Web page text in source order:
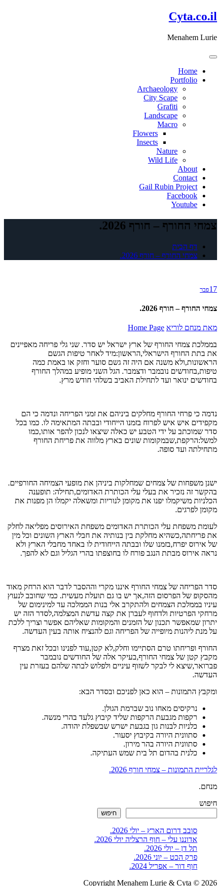
דלג
לתוכן
Cyta.co.il
Menahem Lurie
Home
Portfolio
Archaeology
City Scape
Grafiti
Landscape
Macro
Flowers
Insects
Nature
Wild Life
About
Contact
Gail Rubin Project
Facebook
Youtube
צמחי החורף – חורף 2026.
דף הבית
צמחי החורף – חורף 2026.
17פבר
צמחי החורף – חורף 2026.
מאת מנחם לוריא Home Page
בממלכת צמחי החורף של ארץ ישראל יש סדר. שני גלי פריחה מאפיינים
את בתת החורף הישראלי,הראשון:מיד לאחר טיפות הגשם
הראשונות,ולא משנה אם היה זה גשם סוער וחזק או באמת כמה
טיפות,בחודשים נובמבר ודצמבר. הגל השני מופיע במהלך החורף
בחודשים ינואר ועד לתחילת האביב בשלהי חודש מרץ.
נדמה כי פרחי החורף מחלקים ביניהם את זמני הפריחה ונדמה כי הם
מקפידים איש איש לפרוח בזמנו הייחודי ובבתה המתאימה לו. כמו בכל
סדר שמוכתב על ידי הטבע יש כאלה שיצאו לנכון להפר אותו,כמו
למשל:הרקפת,שבמקומות שונים בארץ מלווה את פריחת החורף
מתחילתה ועד סופה.
ישנן משפחות של צמחים שמחלקות ביניהן את מופעי הצמיחה החורפיים.
בהקשר זה נזכיר את בעלי עלי הכותרת האדומים,תחילה: תופענה
הכלניות משיקמלו יפנו את מקומן לנוריות ומשאלה יקמלו הן מפנות את
מקומן לפרגים.
לעומת משפחת עלי הכותרת האדומים משפחת האירוסים מפליאה לחלק
את פריחתה,כשהיא מחלקת בין בנותיה את חבלי הארץ השונים וכל מין
של אירוס יפרח,בזמנו שלו ובבתה הייחודית לו באחד מחבלי הארץ ולא
נראה אירוס מבתת הנגב פורח לו בחוצפתו בהרי הגליל וגם לא להפך.
סדר הפריחה של צמחי החורף איננו מקרי וההסבר לדבר הוא הרחק מאוד
מהסקופ של הפרסום הזה,אך יש בו גם תועלת מעשית. כמי שחובב לנעוץ
עיניו בממלכת הצמחים ולהתקרב אלי בנות הממלכה עד למינימום של
מרחקי הפרטיות ולדחוף לעברן את קצה עדשת המצלמה,לסדר הזה יש
יתרון שמאפשר תכנון של הזמנים והמקומות שאליהם אפשר וצריך ללכת
על מנת ליהנות מיופייה של הפריחה וגם להנציח אותה בעין העדשה.
החורף ופריחתו טרם הסתיימו וחלק,לא קטן,עוד לפנינו ובכל זאת מצרף
מקבץ קטן של צמחי החורף,בעיקר אלה של החודשים נובמבר
פברואר,שיצא לי לבקר לשזוף עיניים ולפלוש לבתה שלהם בעזרת עין
העדשה.
ומקבץ התמונות – הוא כאן לפניכם ובסדר הבא:
נרקיסים מאחו נוב שברמת הגולן.
רקפות מגבעת הרקפות שליד קיבוץ גלעד בהרי מנשה.
כלניות לבנות גון בגבעת ישרש שבשפלת יהודה.
סתוונית היורה בקיבוץ יסעור.
סתוונית היורה בהר מירון.
כלנית בהדום תל בית שמש העתיקה.
לגלריית התמונות – צמחי חורף 2026.
מנחם.
חיפוש
חיפוש
סובב דרום הארץ – יולי 2026.
אדוננו עלי – חוף הרצליה יולי 2026.
תל דן – יולי 2026.
פרק הכט – יוני 2026.
חוף דור – אפריל 2024.
Copyright Menahem Lurie & Cyta © 2026